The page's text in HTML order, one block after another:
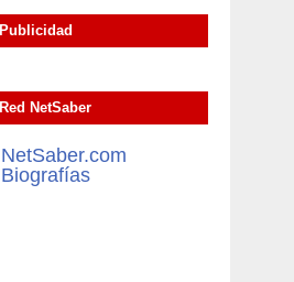
Publicidad
Red NetSaber
NetSaber.com
Biografías